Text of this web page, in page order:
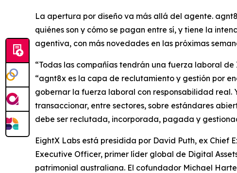
La apertura por diseño va más allá del agente.
quiénes son y cómo se pagan entre sí, y tiene la
agentiva, con más novedades en las próximas
“Todas las compañías tendrán una fuerza laboral
“agnt8x es la capa de reclutamiento y gestión por
gobernar la fuerza laboral con responsabilidad real.
transaccionar, entre sectores, sobre estándares
debe ser reclutada, incorporada, pagada y
EightX Labs está presidida por David Puth, ex Chief
Executive Officer, primer líder global de Digital
patrimonial australiana. El cofundador Michael